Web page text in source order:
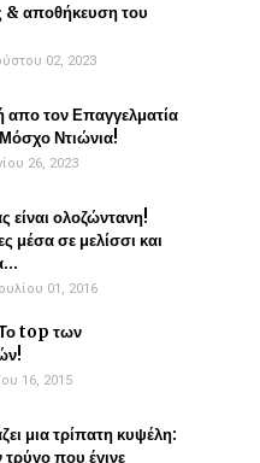
& αποθήκευση του
02, 2023
τον Επαγγελματία
Ντιώνια!
26, 2023
είναι ολοζώντανη!
μέσα σε μελίσσι και
01, 2016
top των
16, 2015
μια τρίπατη κυψέλη:
τρύγο που έγινε